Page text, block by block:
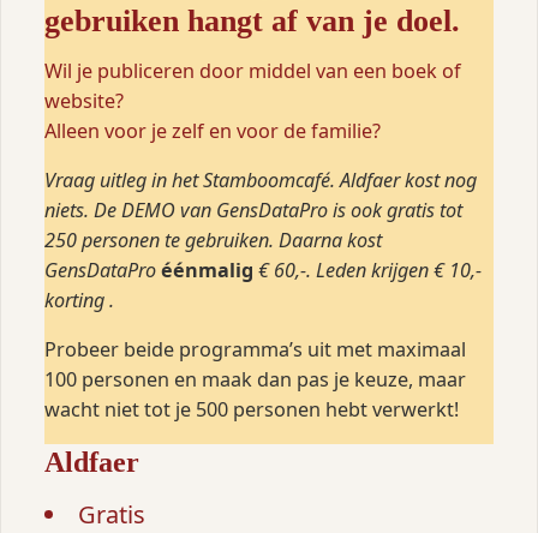
gebruiken hangt af van je doel.
Wil je publiceren door middel van een boek of
website?
Alleen voor je zelf en voor de familie?
Vraag uitleg in het Stamboomcafé. Aldfaer kost nog
niets. De DEMO van GensDataPro is ook gratis tot
250 personen te gebruiken. Daarna kost
GensDataProéénmalig € 60,-. Leden krijgen € 10,-
korting .
Probeer beide programma’s uit met maximaal
100 personen en maak dan pas je keuze, maar
wacht niet tot je 500 personen hebt verwerkt!
Aldfaer
Gratis